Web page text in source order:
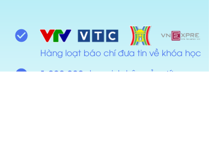
Hàng loạt báo chí đưa tin về khóa học
1.000.000+học sinh trên cả nước